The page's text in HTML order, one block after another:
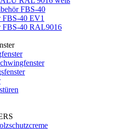
FBS-40
FBS-40 EV1
FBS-40 RAL9016